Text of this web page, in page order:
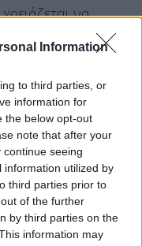
Information
to third parties, or
information for
the below opt-out
note that after your
seeing
information utilized by
third parties prior to
of the further
by third parties on the
information may
να
κάτοπτρο όσο
επικοινωνία του
του φέρουν
οι οποίοι, κατά
τις ελληνικές